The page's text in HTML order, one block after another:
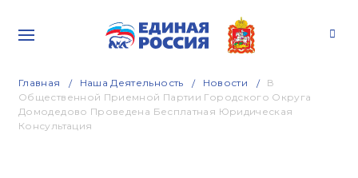
Главная Наша Деятельность Новости
В
Общественной Приемной Партии Городского Округа
Домодедово Проведена Бесплатная Юридическая
Консультация